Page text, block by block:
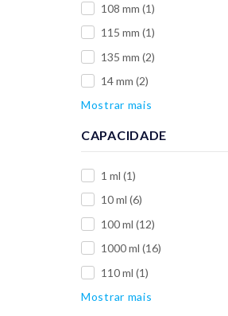
108 mm (1)
115 mm (1)
135 mm (2)
14 mm (2)
Mostrar mais
CAPACIDADE
1 ml (1)
10 ml (6)
100 ml (12)
1000 ml (16)
110 ml (1)
Mostrar mais